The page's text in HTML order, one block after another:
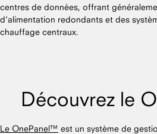
centres de données, offrant
d'alimentation redondants et des
chauffage centraux.
Découvrez le
Le OnePanel™ est un système de